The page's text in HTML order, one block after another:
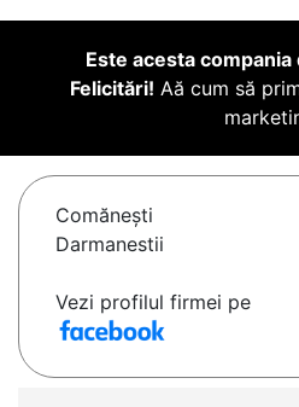
Este acesta
Felicitări! Aă cum să
Comăneşti
Darmanestii
Vezi profilul firmei pe